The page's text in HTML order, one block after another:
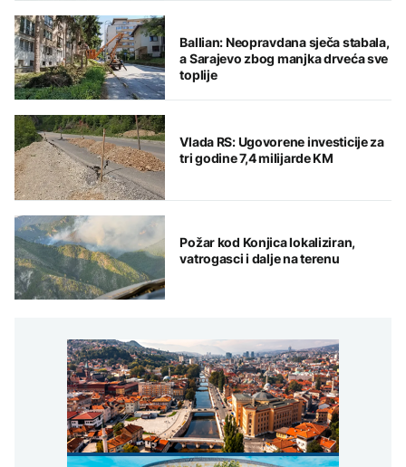
Ballian: Neopravdana sječa stabala,
a Sarajevo zbog manjka drveća sve
toplije
Vlada RS: Ugovorene investicije za
tri godine 7,4 milijarde KM
Požar kod Konjica lokaliziran,
vatrogasci i dalje na terenu